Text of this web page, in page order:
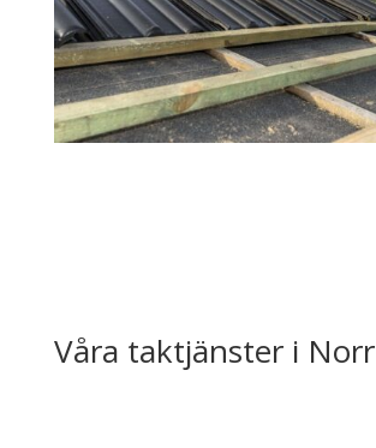
Våra taktjänster i